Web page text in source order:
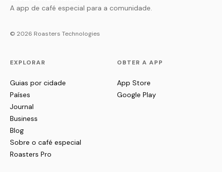
A app de café especial para a comunidade.
© 2026 Roasters Technologies
EXPLORAR
Guias por cidade
Países
Journal
Business
Blog
Sobre o café especial
Roasters Pro
OBTER A APP
App Store
Google Play